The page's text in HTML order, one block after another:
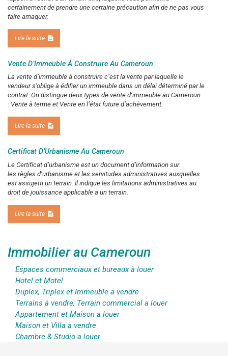
certainement de prendre une certaine précaution afin de ne pas vous
faire arnaquer.
Lire la suite
Vente D’Immeuble À Construire Au Cameroun
La vente d’immeuble à construire c’est la vente par laquelle le
vendeur s’oblige à édifier un immeuble dans un délai déterminé par le
contrat. On distingue deux types de vente d’immeuble au Cameroun
: Vente à terme et Vente en l’état future d’achèvement.
Lire la suite
Certificat D’Urbanisme Au Cameroun
Le Certificat d’urbanisme est un document d’information sur
les règles d’urbanisme et les servitudes administratives auxquelles
est assujetti un terrain. Il indique les limitations administratives au
droit de jouissance applicable a un terrain.
Lire la suite
Immobilier au Cameroun
Espaces commerciaux et bureaux à louer
Hotel et Motel
Duplex, Triplex et Immeuble a vendre
Terrains à vendre, Terrain commercial a louer
Appartement et Maison a louer
Maison et Villa a vendre
Chambre & Studio a louer